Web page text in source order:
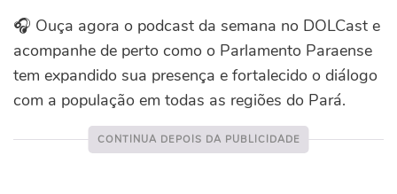
🎧 Ouça agora o podcast da semana no DOLCast e
acompanhe de perto como o Parlamento Paraense
tem expandido sua presença e fortalecido o diálogo
com a população em todas as regiões do Pará.